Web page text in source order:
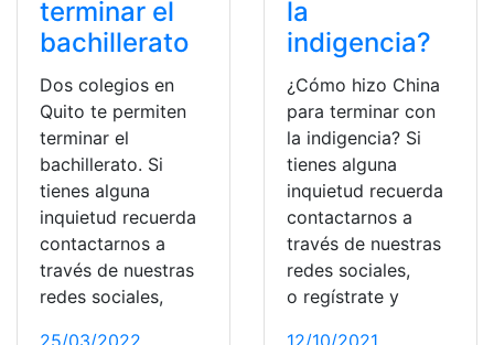
terminar el
bachillerato
Dos colegios en
Quito te permiten
terminar el
bachillerato. Si
tienes alguna
inquietud recuerda
contactarnos a
través de nuestras
redes sociales,
la
indigencia?
¿Cómo hizo China
para terminar con
la indigencia? Si
tienes alguna
inquietud recuerda
contactarnos a
través de nuestras
redes sociales,
o regístrate y